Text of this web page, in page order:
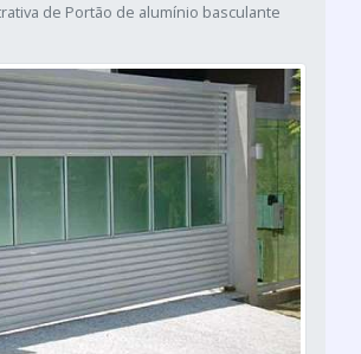
de Portão de alumínio basculante